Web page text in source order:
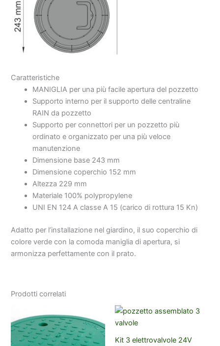
Caratteristiche
MANIGLIA per una più facile apertura del pozzetto
Supporto interno per il supporto delle centraline
RAIN da pozzetto
Supporto per connettori per un pozzetto più
ordinato e organizzato per una più veloce
manutenzione
Dimensione base 243 mm
Dimensione coperchio 152 mm
Altezza 229 mm
Materiale 100% polypropylene
UNI EN 124 A classe A 15 (carico di rottura 15 Kn)
Adatto per l’installazione nel giardino, il suo coperchio di
colore verde con la comoda maniglia di apertura, si
armonizza perfettamente con il prato.
Prodotti correlati
Kit 3 elettrovalvole 24V